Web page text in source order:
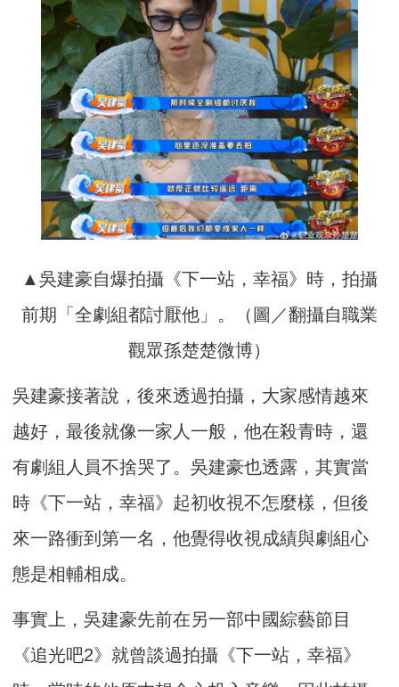
▲吳建豪自爆拍攝《下一站，幸福》時，拍攝
前期「全劇組都討厭他」。（圖／翻攝自職業
觀眾孫楚楚微博）
吳建豪接著說，後來透過拍攝，大家感情越來
越好，最後就像一家人一般，他在殺青時，還
有劇組人員不捨哭了。吳建豪也透露，其實當
時《下一站，幸福》起初收視不怎麼樣，但後
來一路衝到第一名，他覺得收視成績與劇組心
態是相輔相成。
事實上，吳建豪先前在另一部中國綜藝節目
《追光吧2》就曾談過拍攝《下一站，幸福》